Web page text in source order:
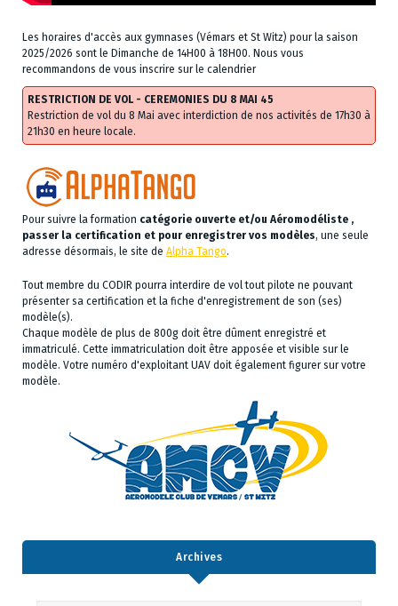
Les horaires d'accès aux gymnases (Vémars et St Witz) pour la saison
2025/2026 sont le Dimanche de 14H00 à 18H00. Nous vous
recommandons de vous inscrire sur le calendrier
RESTRICTION DE VOL - CEREMONIES DU 8 MAI 45
Restriction de vol du 8 Mai avec interdiction de nos activités de 17h30 à
21h30 en heure locale.
Pour suivre la formation catégorie ouverte et/ou Aéromodéliste ,
passer la certification et pour enregistrer vos modèles, une seule
adresse désormais, le site de Alpha Tango.
Tout membre du CODIR pourra interdire de vol tout pilote ne pouvant
présenter sa certification et la fiche d'enregistrement de son (ses)
modèle(s).
Chaque modèle de plus de 800g doit être dûment enregistré et
immatriculé. Cette immatriculation doit être apposée et visible sur le
modèle. Votre numéro d'exploitant UAV doit également figurer sur votre
modèle.
Archives